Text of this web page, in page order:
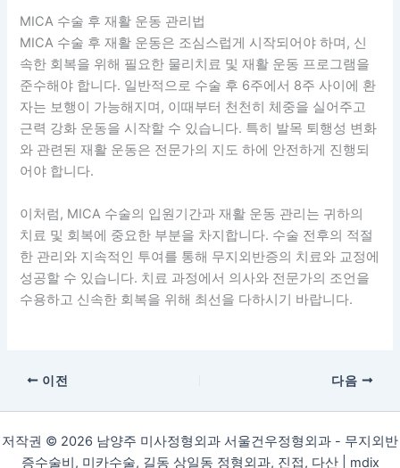
MICA 수술 후 재활 운동 관리법
MICA 수술 후 재활 운동은 조심스럽게 시작되어야 하며, 신
속한 회복을 위해 필요한 물리치료 및 재활 운동 프로그램을
준수해야 합니다. 일반적으로 수술 후 6주에서 8주 사이에 환
자는 보행이 가능해지며, 이때부터 천천히 체중을 실어주고
근력 강화 운동을 시작할 수 있습니다. 특히 발목 퇴행성 변화
와 관련된 재활 운동은 전문가의 지도 하에 안전하게 진행되
어야 합니다.
이처럼, MICA 수술의 입원기간과 재활 운동 관리는 귀하의
치료 및 회복에 중요한 부분을 차지합니다. 수술 전후의 적절
한 관리와 지속적인 투여를 통해 무지외반증의 치료와 교정에
성공할 수 있습니다. 치료 과정에서 의사와 전문가의 조언을
수용하고 신속한 회복을 위해 최선을 다하시기 바랍니다.
이전 다음
저작권 © 2026 남양주 미사정형외과 서울건우정형외과 - 무지외반
증수술비, 미카수술, 길동 상일동 정형외과, 진접, 다산 | mdix